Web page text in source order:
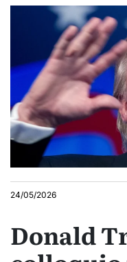
24/05/2026
Donald